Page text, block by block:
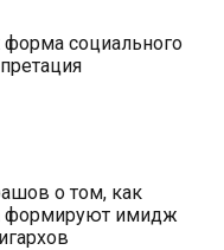
форма социального
о том, как
формируют имидж